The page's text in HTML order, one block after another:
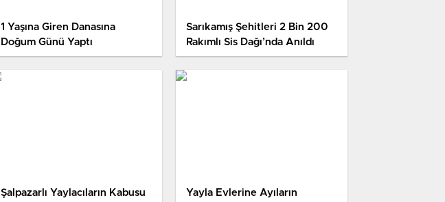
1 Yaşına Giren Danasına
Doğum Günü Yaptı
Sarıkamış Şehitleri 2 Bin 200
Rakımlı Sis Dağı’nda Anıldı
Şalpazarlı Yaylacıların Kabusu
Yayla Evlerine Ayıların